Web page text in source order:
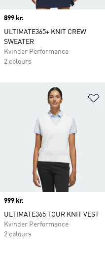
Price
899 kr.
ULTIMATE365+ KNIT CREW
SWEATER
Kvinder Performance
2 colours
Price
999 kr.
ULTIMATE365 TOUR KNIT VEST
Kvinder Performance
2 colours